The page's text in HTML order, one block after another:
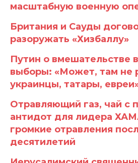
масштабную военную
Британия и Сауды
разоружать «Хизбаллу»
Путин о вмешательстве
выборы: «Может, там не
украинцы, татары,
Отравляющий газ, чай с
антидот для лидера
громкие отравления
десятилетий